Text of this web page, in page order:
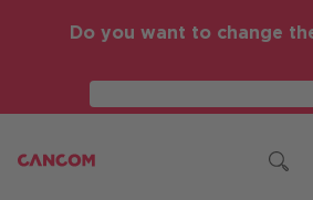
Do you want to change